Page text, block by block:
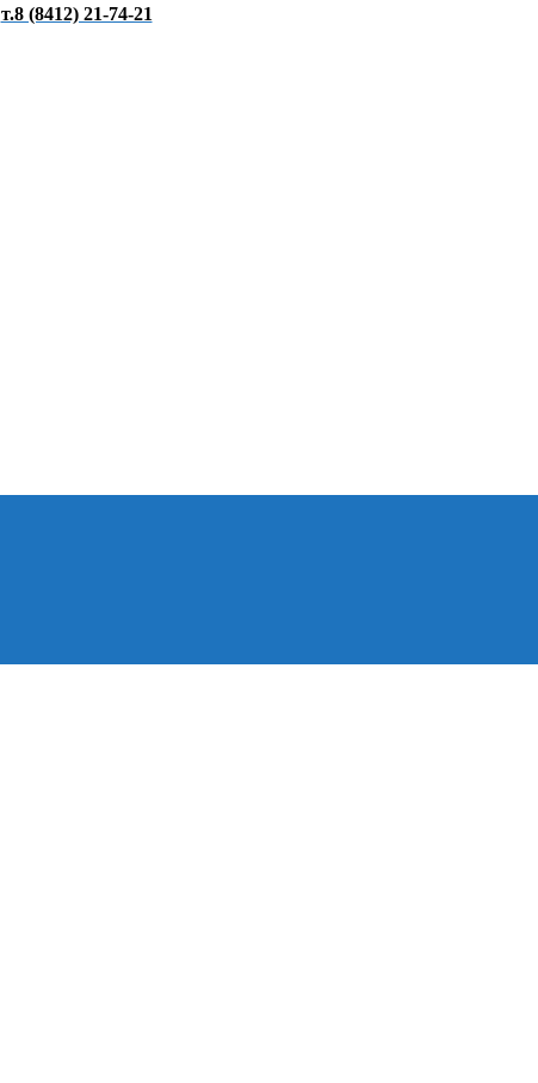
т.8 (8412) 21-74-21